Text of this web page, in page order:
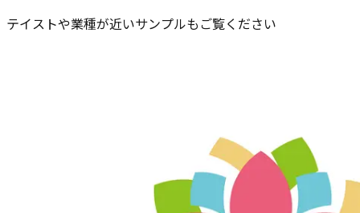
テイストや業種が近いサンプルもご覧ください